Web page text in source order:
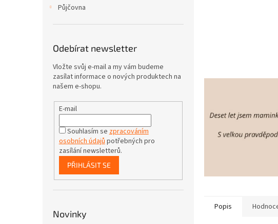
Půjčovna
Odebírat newsletter
Vložte svůj e-mail a my vám budeme
zasílat informace o nových produktech na
našem e-shopu.
E-mail
Souhlasím se zpracováním
osobních údajů potřebných pro
zasílání newsletterů.
PŘIHLÁSIT SE
Novinky
Popis